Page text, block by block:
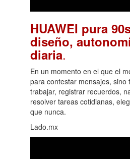
HUAWEI pura
diseño,
diaria.
En un momento en el que el
para contestar mensajes, sino
trabajar, registrar recuerdos,
resolver tareas cotidianas,
que nunca.
Lado.mx